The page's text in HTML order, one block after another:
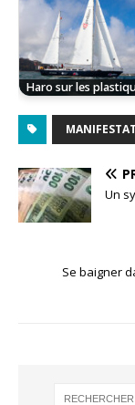
Haro sur les
Un
Se baigner